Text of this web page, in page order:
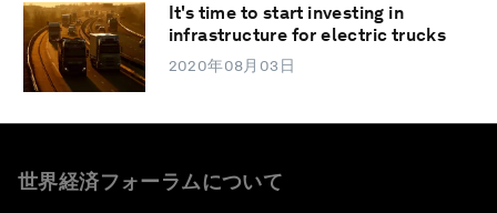
It's time to start investing in
infrastructure for electric trucks
2020年08月03日
世界経済フォーラムについて